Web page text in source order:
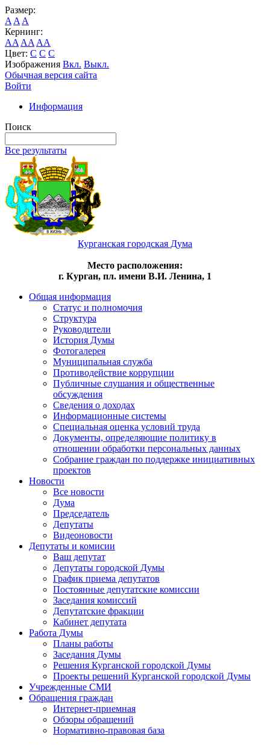
Размер:
A A A
Кернинг:
AA AA AA
Цвет: C C C
Изображения Вкл. Выкл.
Обычная версия сайта
Войти
Информация
Поиск
Все результаты
Курганская городская Дума
Место расположения:
г. Курган, пл. имени В.И. Ленина, 1
Общая информация
Статус и полномочия
Структура
Руководители
История Думы
Фотогалерея
Муниципальная служба
Противодействие коррупции
Публичные слушания и общественные
обсуждения
Сведения о доходах
Информационные системы
Специальная оценка условий труда
Документы, определяющие политику в
отношении обработки персональных данных
Собрание граждан по поддержке инициативных
проектов
Новости
Все новости
Дума
Председатель
Депутаты
Видеоновости
Депутаты и комисии
Ваш депутат
Депутаты городской Думы
График приема депутатов
Постоянные депутатские комиссии
Заседания комиссий
Депутатские фракции
Кабинет депутата
Работа Думы
Планы работы
Заседания Думы
Решения Курганской городской Думы
Проекты решений Курганской городской Думы
Учрежденные СМИ
Обращения граждан
Интернет-приемная
Обзоры обращений
Нормативно-правовая база